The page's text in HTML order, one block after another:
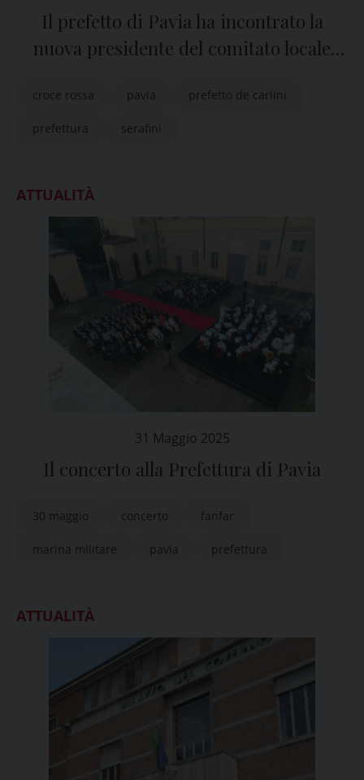
Il prefetto di Pavia ha incontrato la
nuova presidente del comitato locale
croce rossa pavia prefetto de carlini
prefettura serafini
ATTUALITÀ
31 Maggio 2025
Il concerto alla Prefettura di Pavia
30 maggio concerto fanfar
marina militare pavia prefettura
ATTUALITÀ